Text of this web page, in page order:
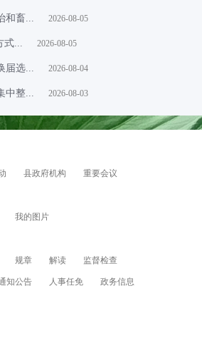
和畜... 2026-08-05
式... 2026-08-05
届选... 2026-08-04
中整... 2026-08-03
县政府机构 重要会议
我的图片
规章 解读 监督检查
知公告 人事任免 政务信息